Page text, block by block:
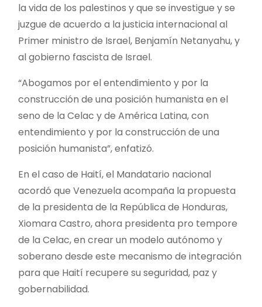
la vida de los palestinos y que se investigue y se
juzgue de acuerdo a la justicia internacional al
Primer ministro de Israel, Benjamín Netanyahu, y
al gobierno fascista de Israel.
“Abogamos por el entendimiento y por la
construcción de una posición humanista en el
seno de la Celac y de América Latina, con
entendimiento y por la construcción de una
posición humanista”, enfatizó.
En el caso de Haití, el Mandatario nacional
acordó que Venezuela acompaña la propuesta
de la presidenta de la República de Honduras,
Xiomara Castro, ahora presidenta pro tempore
de la Celac, en crear un modelo autónomo y
soberano desde este mecanismo de integración
para que Haití recupere su seguridad, paz y
gobernabilidad.